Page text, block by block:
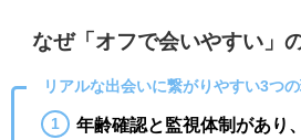
なぜ「オフで会いやすい」
リアルな出会いに繋がりやすい3つ
年齢確認と監視体制があり